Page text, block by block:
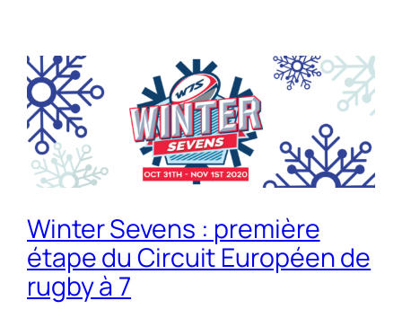
Winter Sevens : première
étape du Circuit Européen de
rugby à 7